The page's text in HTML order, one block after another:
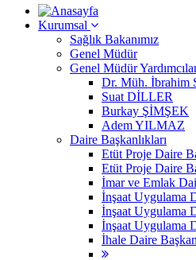
Kurumsal
Sağlık Bakanımız
Genel Müdür
Genel Müdür
Dr. Müh. İbrahim
Suat DİLLER
Burkay ŞİMŞEK
Adem YILMAZ
Daire Başkanlıkları
Etüt Proje Daire
Etüt Proje Daire
İmar ve Emlak
İnşaat Uygulama
İnşaat Uygulama
İnşaat Uygulama
İhale Daire